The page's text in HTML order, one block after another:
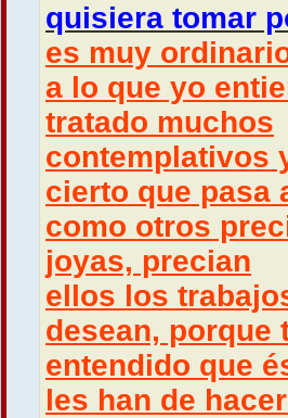
quisiera tomar
es muy
a lo que yo
tratado muchos
contemplativos
cierto que pasa
como otros
joyas, precian
ellos los
desean, porque
entendido que
les han de